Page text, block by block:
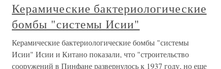
Керамические бактериологические
бомбы "системы Исии"
Керамические бактериологические бомбы "системы
Исии" Исии и Китано показали, что "строительство
сооружений в Пинфане развернулось к 1937 году, но еще